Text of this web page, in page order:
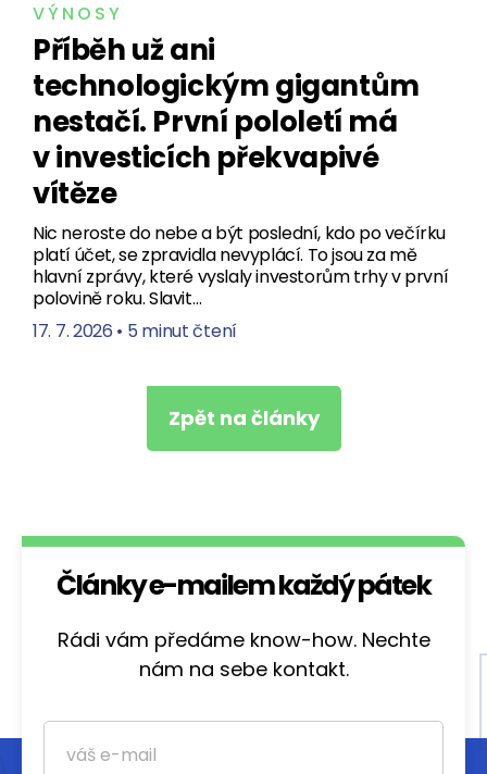
VÝNOSY
Příběh už ani
technologickým gigantům
nestačí. První pololetí má
v investicích překvapivé
vítěze
Nic neroste do nebe a být poslední, kdo po večírku
platí účet, se zpravidla nevyplácí. To jsou za mě
hlavní zprávy, které vyslaly investorům trhy v první
polovině roku. Slavit…
17. 7. 2026 • 5 minut čtení
Zpět na články
Články e-mailem každý pátek
Rádi vám předáme know-how. Nechte
nám na sebe kontakt.